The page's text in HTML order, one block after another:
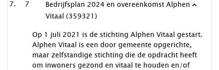
7
Bedrijfsplan 2024 en overeenkomst Alphen
Vitaal (359321)
Op 1 juli 2021 is de stichting Alphen Vitaal gestart.
Alphen Vitaal is een door gemeente opgerichte,
maar zelfstandige stichting die de opdracht heeft
om inwoners gezond en vitaal te houden en/of